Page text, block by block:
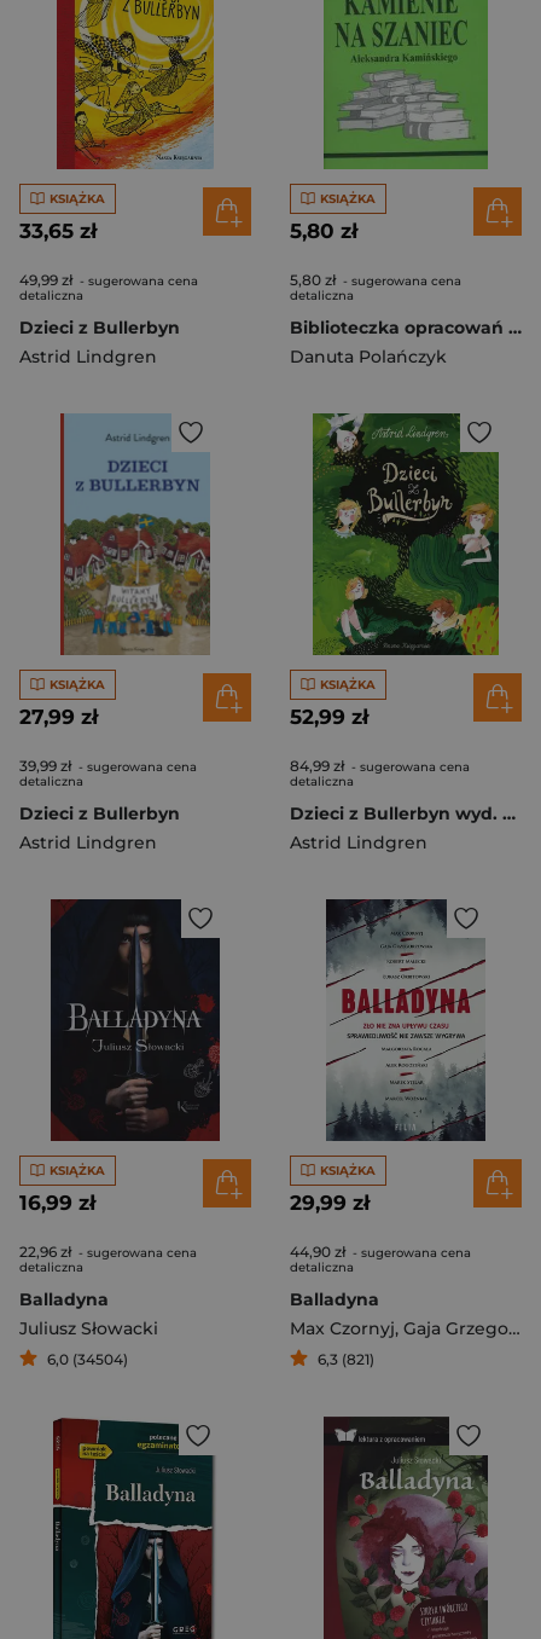
KSIĄŻKA
33,65 zł
49,99 zł - sugerowana cena
detaliczna
Dzieci z Bullerbyn
Astrid Lindgren
KSIĄŻKA
5,80 zł
5,80 zł - sugerowana cena
detaliczna
Biblioteczka opracowań nr 082 Kamienie na szaniec
Danuta Polańczyk
KSIĄŻKA
27,99 zł
39,99 zł - sugerowana cena
detaliczna
Dzieci z Bullerbyn
Astrid Lindgren
KSIĄŻKA
52,99 zł
84,99 zł - sugerowana cena
detaliczna
Dzieci z Bullerbyn wyd. 2024
Astrid Lindgren
KSIĄŻKA
16,99 zł
22,96 zł - sugerowana cena
detaliczna
Balladyna
Juliusz Słowacki
6,0 (34504)
KSIĄŻKA
29,99 zł
44,90 zł - sugerowana cena
detaliczna
Balladyna
Max Czornyj, Gaja Grzegorzewska
6,3 (821)